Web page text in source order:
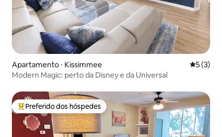
Apartamento ⋅ Kissimmee 5 de
5 (3)
Modern Magic: perto da Disney e da Universal
Entre os melhores preferidos dos hóspedes
Preferido dos hóspedes